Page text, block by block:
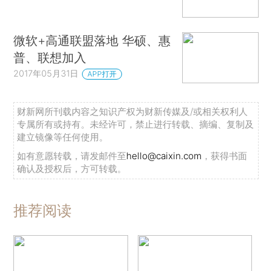
微软+高通联盟落地 华硕、惠
普、联想加入
2017年05月31日 APP打开
财新网所刊载内容之知识产权为财新传媒及/或相关权利人
专属所有或持有。未经许可，禁止进行转载、摘编、复制及
建立镜像等任何使用。
如有意愿转载，请发邮件至hello@caixin.com ，获得书面
确认及授权后，方可转载。
推荐阅读